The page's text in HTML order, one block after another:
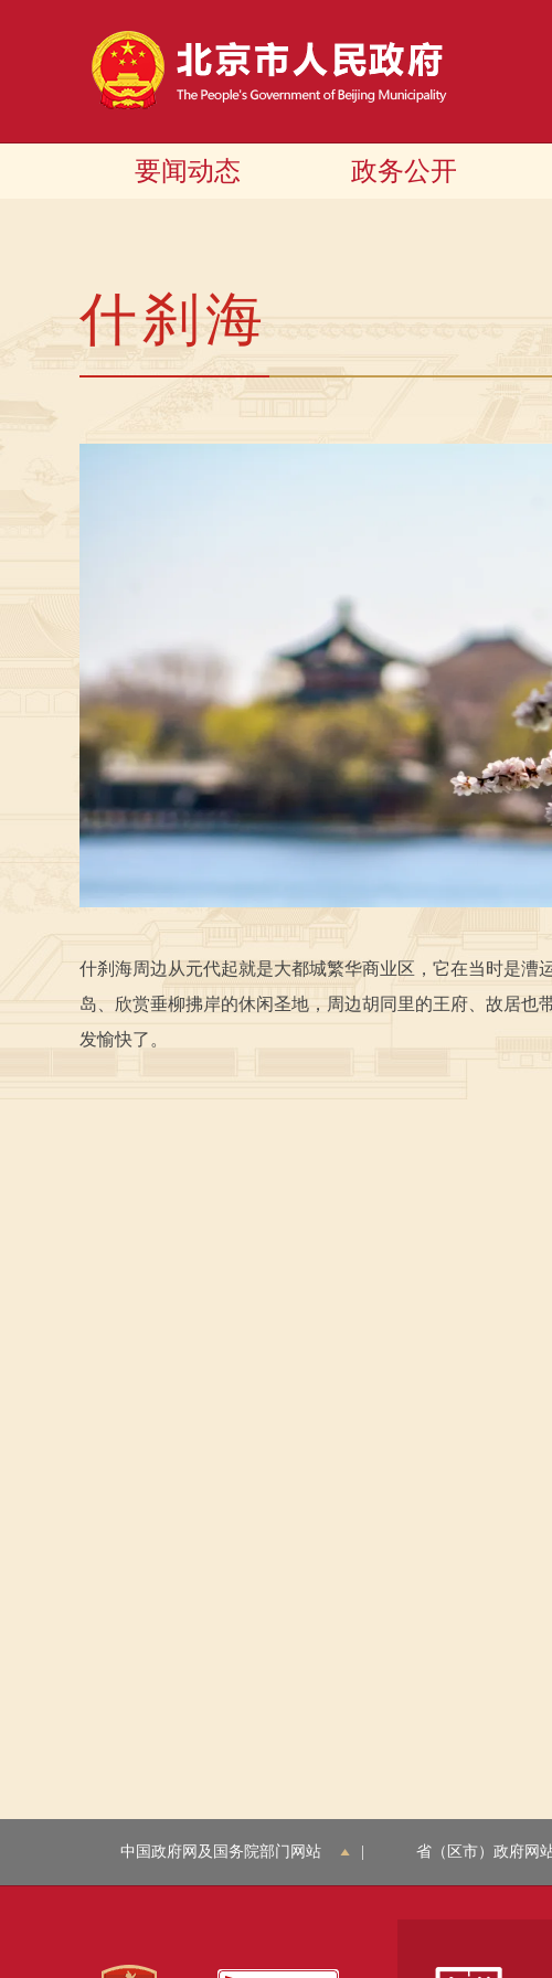
要闻动态 政务公开
什刹海
什刹海周边从元代起就是大都城繁华商业区，它在当时是漕
岛、欣赏垂柳拂岸的休闲圣地，周边胡同里的王府、故居
发愉快了。
中国政府网及国务院部门网站 省（区市）政府网